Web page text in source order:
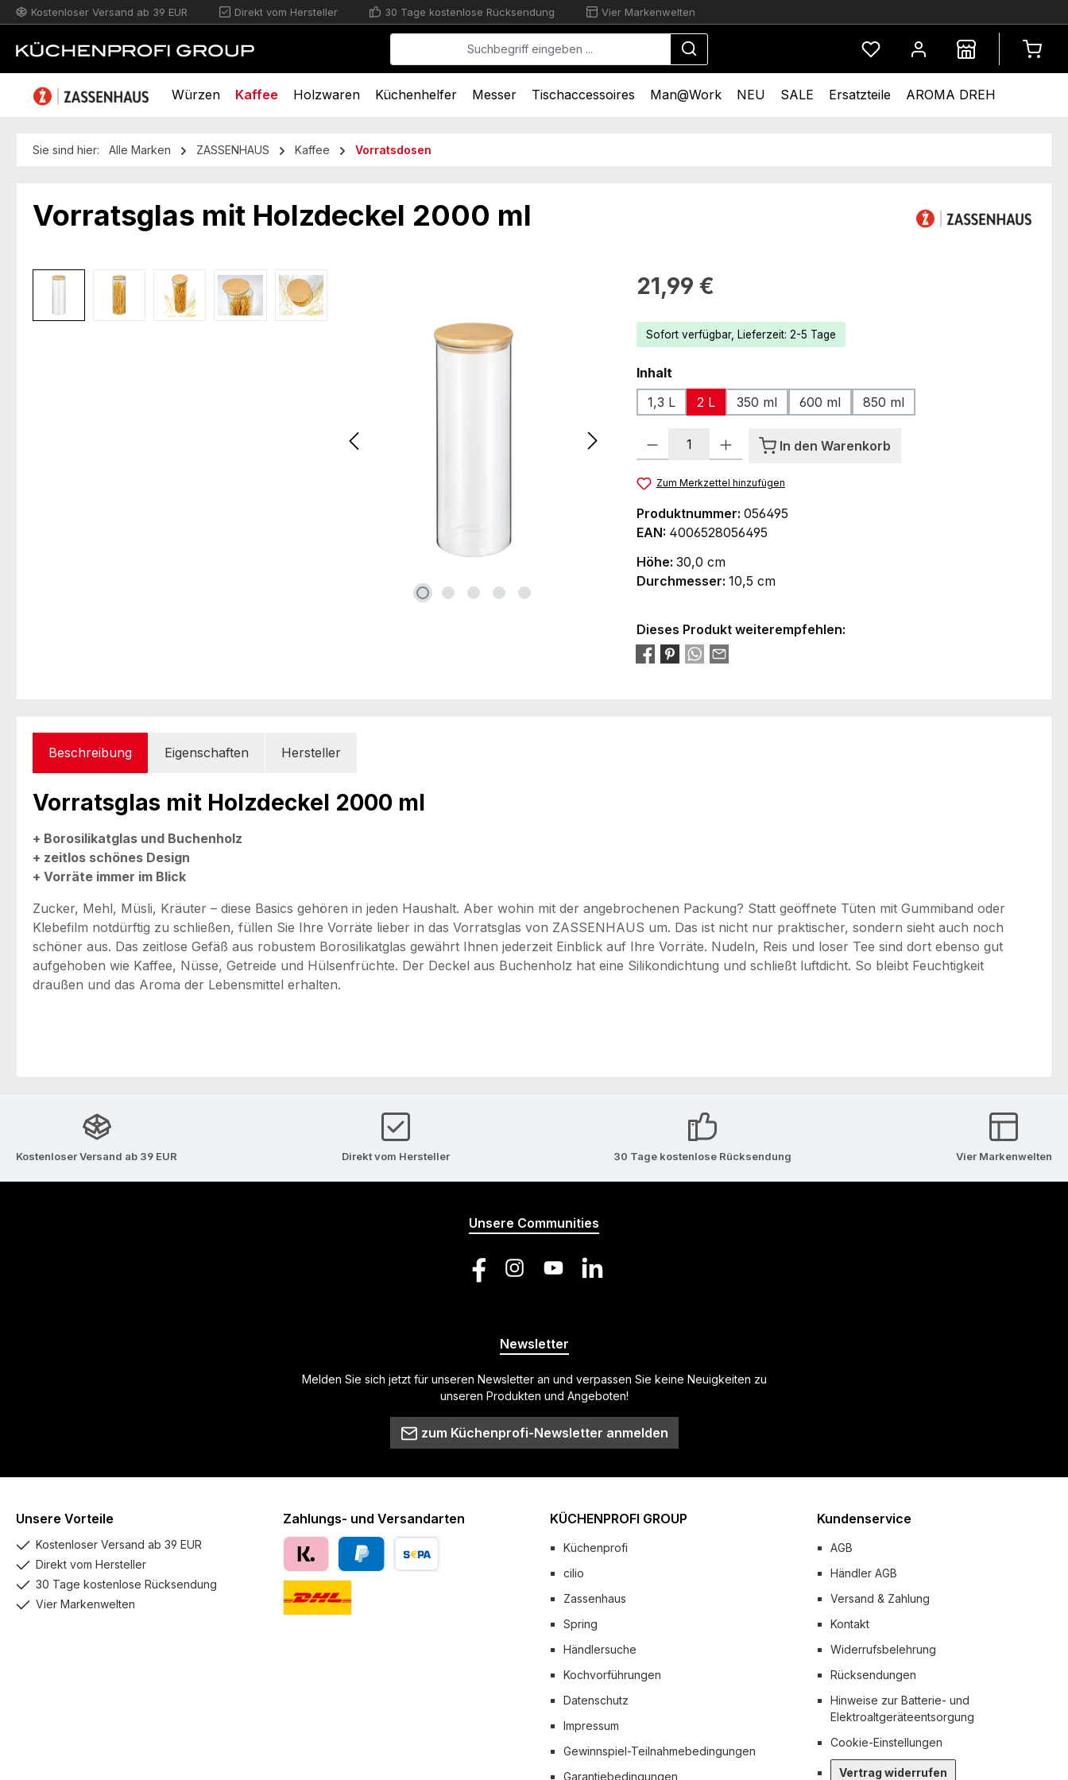
Hauptinhalt springen
Zur Suche springen
Zur Hauptnavigation springen
Kostenloser Versand ab 39 EUR Direkt vom Hersteller 30 Tage kostenlose Rücksendung Vier Markenwelten
Du hast 0 Produkte auf dem
Würzen Kaffee Holzwaren Küchenhelfer Messer Tischaccessoires Man@Work NEU SALE Ersatzteile AROMA DREH
Sie sind hier: Alle Marken ZASSENHAUS Kaffee Vorratsdosen
Vorratsglas mit Holzdeckel 2000 ml
Bildergalerie überspringen Regulärer Preis:
21,99 €
Sofort verfügbar, Lieferzeit: 2-5 Tage
Inhaltauswählen
1,3 L
2 L 350 ml 600 ml 850 ml
Produkt Anzahl: Gib den gewünschten Wert ein oder benutze die Schaltflächen
In den Warenkorb
Zum Merkzettel hinzufügen
Produktnummer: 056495
EAN: 4006528056495
Höhe: 30,0 cm
Durchmesser: 10,5 cm
Dieses Produkt weiterempfehlen:
Beschreibung Eigenschaften Hersteller
Vorratsglas mit Holzdeckel 2000 ml
+ Borosilikatglas und Buchenholz
+ zeitlos schönes Design
+ Vorräte immer im Blick
Zucker, Mehl, Müsli, Kräuter – diese Basics gehören in jeden Haushalt. Aber wohin mit der angebrochenen Packung? Statt geöffnete Tüten mit Gummiband oder
Klebefilm notdürftig zu schließen, füllen Sie Ihre Vorräte lieber in das Vorratsglas von ZASSENHAUS um. Das ist nicht nur praktischer, sondern sieht auch noch
schöner aus. Das zeitlose Gefäß aus robustem Borosilikatglas gewährt Ihnen jederzeit Einblick auf Ihre Vorräte. Nudeln, Reis und loser Tee sind dort ebenso gut
aufgehoben wie Kaffee, Nüsse, Getreide und Hülsenfrüchte. Der Deckel aus Buchenholz hat eine Silikondichtung und schließt luftdicht. So bleibt Feuchtigkeit
draußen und das Aroma der Lebensmittel erhalten.
Kostenloser Versand ab 39 EUR Direkt vom Hersteller 30 Tage kostenlose Rücksendung Vier Markenwelten
Unsere Communities
FacebookInstagramYouTube LinkedIn
Newsletter
Melden Sie sich jetzt für unseren Newsletter an und verpassen Sie keine Neuigkeiten zu
unseren Produkten und Angeboten!
zum Küchenprofi-Newsletter anmelden
Unsere Vorteile
Kostenloser Versand ab 39 EUR
Direkt vom Hersteller
30 Tage kostenlose Rücksendung
Vier Markenwelten
Zahlungs- und Versandarten
PayPal
Klarna
KÜCHENPROFI GROUP
Küchenprofi
cilio
Zassenhaus
Spring
Händlersuche
Kochvorführungen
Datenschutz
Impressum
Gewinnspiel-Teilnahmebedingungen
Garantiebedingungen
Kundenservice
AGB
Händler AGB
Versand & Zahlung
Kontakt
Widerrufsbelehrung
Rücksendungen
Hinweise zur Batterie- und
Elektroaltgeräteentsorgung
Cookie-Einstellungen
Vertrag widerrufen